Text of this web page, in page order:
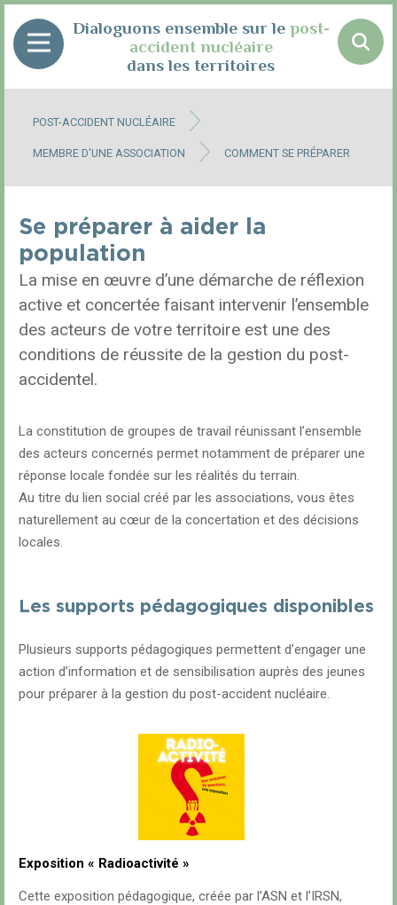
Dialoguons ensemble sur le post-
accident nucléaire
dans les territoires
POST-ACCIDENT NUCLÉAIRE
MEMBRE D'UNE ASSOCIATION COMMENT SE PRÉPARER
Se préparer à aider la
population
La mise en œuvre d’une démarche de réflexion
active et concertée faisant intervenir l’ensemble
des acteurs de votre territoire est une des
conditions de réussite de la gestion du post-
accidentel.
La constitution de groupes de travail réunissant l’ensemble
des acteurs concernés permet notamment de préparer une
réponse locale fondée sur les réalités du terrain.
Au titre du lien social créé par les associations, vous êtes
naturellement au cœur de la concertation et des décisions
locales.
Les supports pédagogiques disponibles
Plusieurs supports pédagogiques permettent d’engager une
action d’information et de sensibilisation auprès des jeunes
pour préparer à la gestion du post-accident nucléaire.
Exposition « Radioactivité »
Cette exposition pédagogique, créée par l’ASN et l’IRSN,
Panneau de gestion des cookies